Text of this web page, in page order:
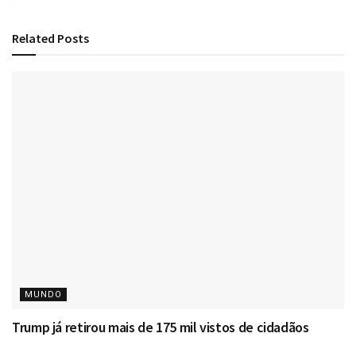
Related Posts
MUNDO
Trump já retirou mais de 175 mil vistos de cidadãos